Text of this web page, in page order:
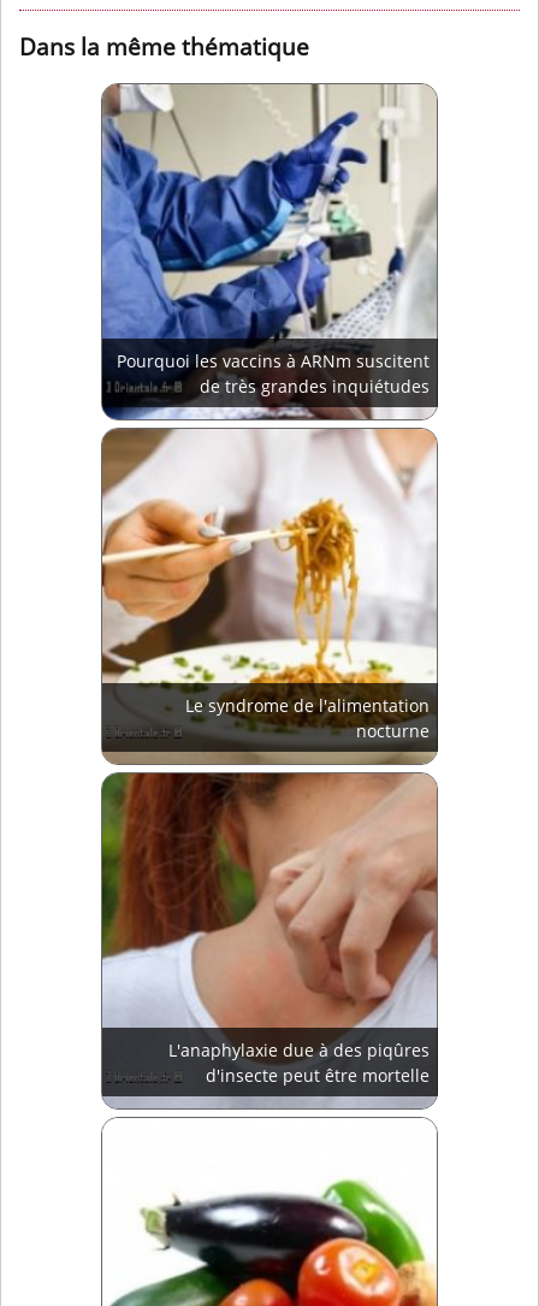
Dans la même thématique
Pourquoi les vaccins à ARNm suscitent
de très grandes inquiétudes
Le syndrome de l'alimentation
nocturne
L'anaphylaxie due à des piqûres
d'insecte peut être mortelle